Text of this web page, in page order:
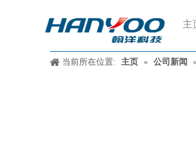
主
当前所在位置: 主页 » 公司新闻 »